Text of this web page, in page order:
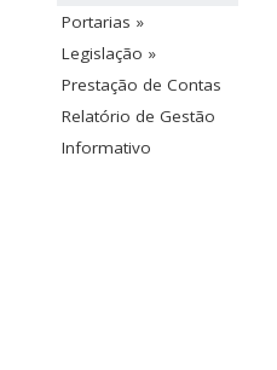
Portarias »
Legislação »
Prestação de Contas
Relatório de Gestão
Informativo